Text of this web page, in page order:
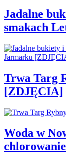
Jadalne
smakach
Trwa Targ
[ZDJĘCIA]
Woda w
chlorowanie